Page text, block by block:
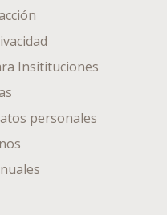
Insitituciones
personales